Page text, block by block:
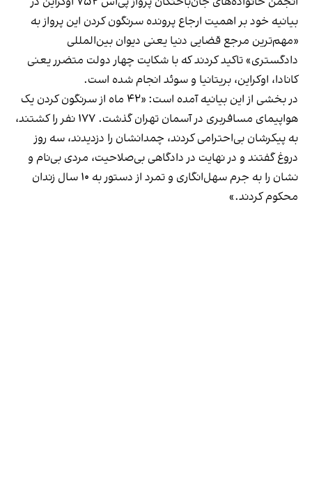
بیانیه خود بر اهمیت ارجاع پرونده سرنگون کردن این پرواز به
«مهم‌ترین مرجع قضایی دنیا یعنی دیوان بین‌المللی
دادگستری» تاکید کردند که با شکایت چهار دولت متضرر یعنی
کانادا، اوکراین، بریتانیا و سوئد انجام شده است.
در بخشی از این بیانیه آمده است: «۴۲ ماه از سرنگون کردن یک
هواپیمای مسافربری در آسمان تهران گذشت. ۱۷۷ نفر را کشتند،
به پیکرشان بی‌احترامی کردند، چمدانشان را دزدیدند، سه روز
دروغ گفتند و در نهایت در دادگاهی بی‌صلاحیت، مردی بی‌نام و
نشان را به جرم سهل‌انگاری و تمرد از دستور به ۱۰ سال زندان
محکوم کردند.»